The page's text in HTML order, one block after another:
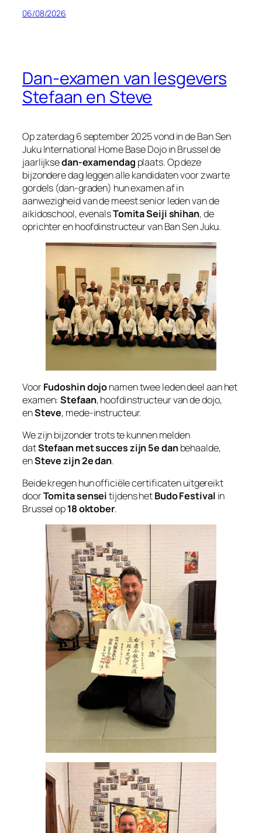
06/08/2026
Dan-examen van lesgevers
Stefaan en Steve
Op zaterdag 6 september 2025 vond in de Ban Sen
Juku International Home Base Dojo in Brussel de
jaarlijksedan-examendag plaats. Op deze
bijzondere dag leggen alle kandidaten voor zwarte
gordels (dan-graden) hun examen af in
aanwezigheid van de meest senior leden van de
aikidoschool, evenalsTomita Seiji shihan, de
oprichter en hoofdinstructeur van Ban Sen Juku.
VoorFudoshin dojonamen twee leden deel aan het
examen:Stefaan, hoofdinstructeur van de dojo,
enSteve, mede-instructeur.
We zijn bijzonder trots te kunnen melden
datStefaan met succes zijn 5e danbehaalde,
enSteve zijn 2e dan.
Beide kregen hun officiële certificaten uitgereikt
doorTomita senseitijdens hetBudo Festival in
Brussel op18 oktober.